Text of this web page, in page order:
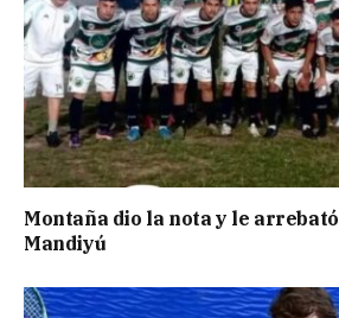
Montaña dio la nota y le
Mandiyú